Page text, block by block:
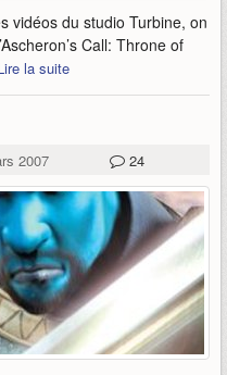
vidéos du studio Turbine, on
Call: Throne of
la suite
2007 24